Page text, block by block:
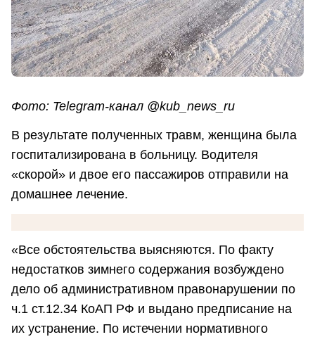
Фото: Telegram-канал @kub_news_ru
В результате полученных травм, женщина была
госпитализирована в больницу. Водителя
«скорой» и двое его пассажиров отправили на
домашнее лечение.
«Все обстоятельства выясняются. По факту
недостатков зимнего содержания возбуждено
дело об административном правонарушении по
ч.1 ст.12.34 КоАП РФ и выдано предписание на
их устранение. По истечении нормативного